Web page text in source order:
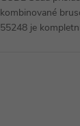
kombinované
55248 je